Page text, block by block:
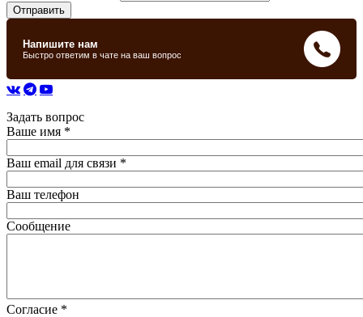
Задать вопрос
Ваше имя *
Ваш email для связи *
Ваш телефон
Сообщение
Согласие *